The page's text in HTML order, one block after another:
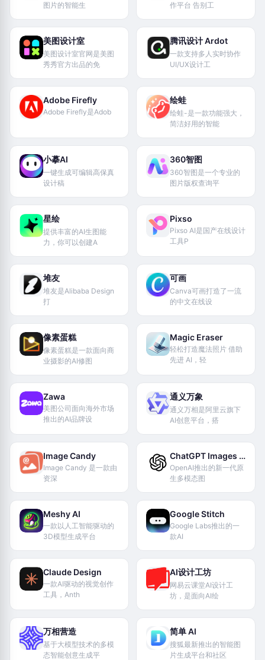
图片的智能生
作平台 告别工
美图设计室
美图设计室官网是美图
秀秀官方出品的免
腾讯设计 Ardot
一款支持多人实时协作
UI/UX设计工
Adobe Firefly
Adobe Firefly是Adob
绘蛙
绘蛙-是一款功能强大，
简洁好用的智能
小摹AI
一键生成可编辑高保真
设计稿
360智图
360智图是一个专业的
图片版权查询平
星绘
提供丰富的AI生图能
力，你可以创建A
Pixso
Pixso AI是国产在线设计
工具P
堆友
堆友是Alibaba Design
打
可画
Canva可画打造了一流
的中文在线设
像素蛋糕
像素蛋糕是一款面向商
业摄影的AI修图
Magic Eraser
轻松打造魔法照片 借助
先进 AI，轻
Zawa
美图公司面向海外市场
推出的AI品牌设
通义万象
通义万相是阿里云旗下
AI创意平台，搭
Image Candy
Image Candy 是一款由
资深
ChatGPT Images 2.0
OpenAI推出的新一代原
生多模态图
Meshy AI
一款以人工智能驱动的
3D模型生成平台
Google Stitch
Google Labs推出的一
款AI
Claude Design
一款AI驱动的视觉创作
工具，Anth
AI设计工坊
网易云课堂AI设计工
坊，是面向AI绘
万相营造
基于大模型技术的多模
态智能创意生成平
简单 AI
搜狐最新推出的智能图
片生成平台和社区